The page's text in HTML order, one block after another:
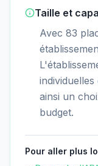
Taille et
Avec 83
ainsi un
budget.
Pour aller plus